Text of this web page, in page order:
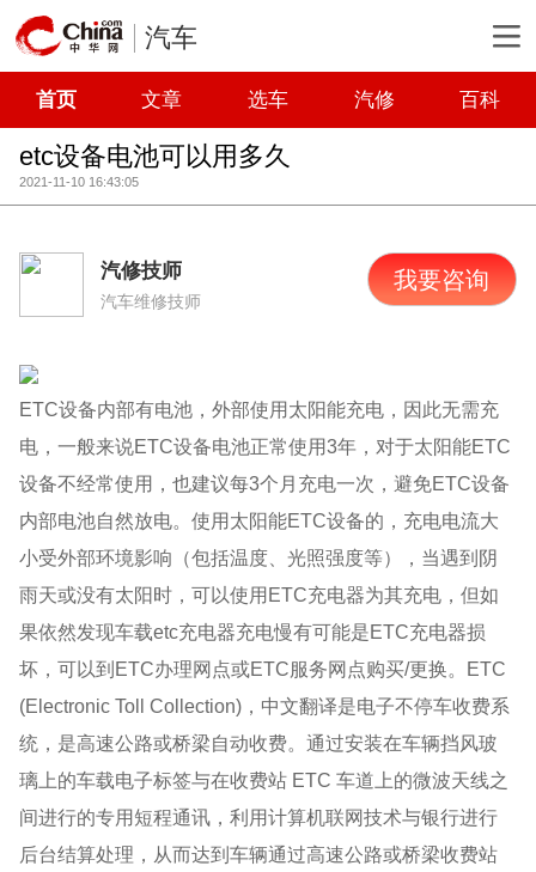
汽车
首页 文章 选车 汽修 百科
etc设备电池可以用多久
2021-11-10 16:43:05
汽修技师
汽车维修技师
我要咨询
ETC设备内部有电池，外部使用太阳能充电，因此无需充
电，一般来说ETC设备电池正常使用3年，对于太阳能ETC
设备不经常使用，也建议每3个月充电一次，避免ETC设备
内部电池自然放电。使用太阳能ETC设备的，充电电流大
小受外部环境影响（包括温度、光照强度等），当遇到阴
雨天或没有太阳时，可以使用ETC充电器为其充电，但如
果依然发现车载etc充电器充电慢有可能是ETC充电器损
坏，可以到ETC办理网点或ETC服务网点购买/更换。ETC
(Electronic Toll Collection)，中文翻译是电子不停车收费系
统，是高速公路或桥梁自动收费。通过安装在车辆挡风玻
璃上的车载电子标签与在收费站 ETC 车道上的微波天线之
间进行的专用短程通讯，利用计算机联网技术与银行进行
后台结算处理，从而达到车辆通过高速公路或桥梁收费站